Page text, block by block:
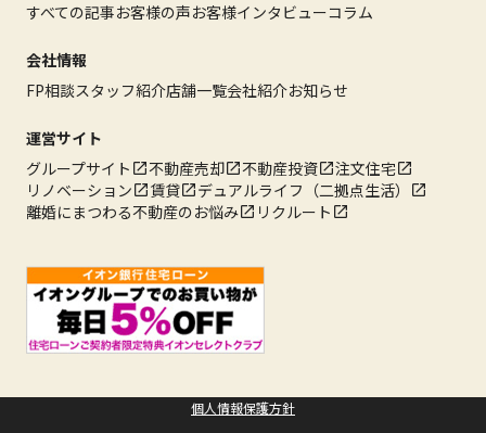
すべての記事お客様の声お客様インタビューコラム
会社情報
FP相談スタッフ紹介店舗一覧会社紹介お知らせ
運営サイト
グループサイト
不動産売却 不動産投資
注文住宅
リノベーション
賃貸
デュアルライフ（二拠点生活）
離婚にまつわる不動産のお悩み
リクルート
個人情報保護方針